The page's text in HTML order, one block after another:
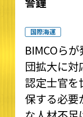
国際海運
BIMCOら
団拡大に対
認定士官を
保する必要